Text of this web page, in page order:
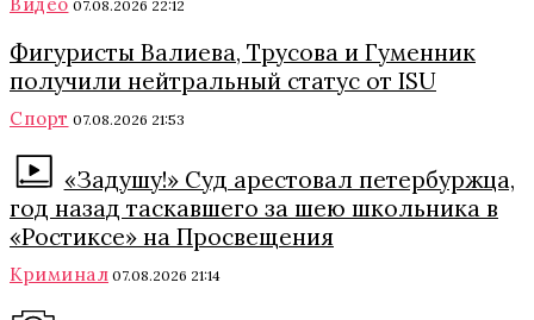
07.08.2026 22:12
Фигуристы Валиева, Трусова и Гуменник
получили нейтральный статус от ISU
Спорт 07.08.2026 21:53
«Задушу!» Суд арестовал петербуржца,
год назад таскавшего за шею школьника в
«Ростиксе» на Просвещения
Криминал 07.08.2026 21:14